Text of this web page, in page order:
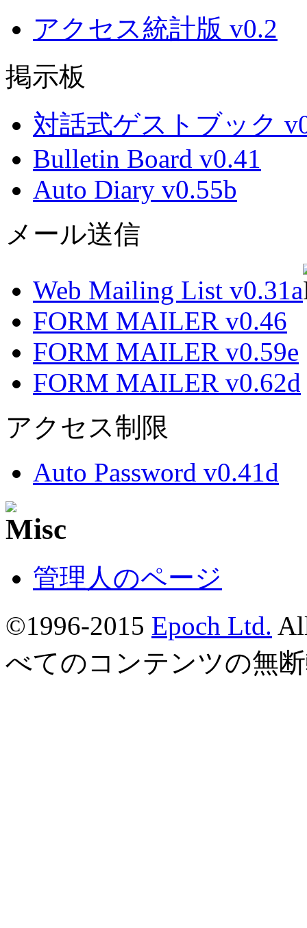
アクセス統計版 v0.2
掲示板
対話式ゲストブック
Bulletin Board v0.41
Auto Diary v0.55b
メール送信
Web Mailing List v0.31a
FORM MAILER v0.46
FORM MAILER v0.59e
FORM MAILER v0.62d
アクセス制限
Auto Password v0.41d
管理人のページ
©1996-2015 Epoch Ltd.
べてのコンテンツの無